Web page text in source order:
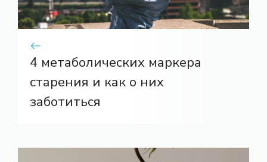
4 метаболических маркера
старения и как о них
заботиться